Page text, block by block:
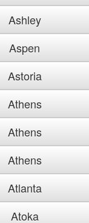
Ashley
Aspen
Astoria
Athens
Athens
Athens
Atlanta
Atoka